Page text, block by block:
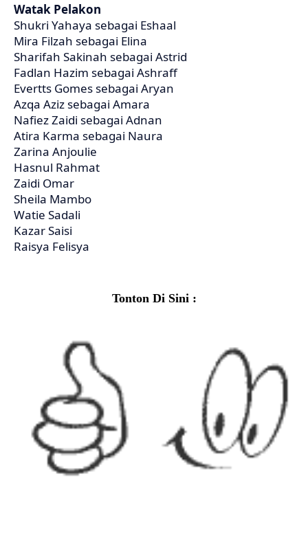
Watak Pelakon
Shukri Yahaya sebagai Eshaal
Mira Filzah sebagai Elina
Sharifah Sakinah sebagai Astrid
Fadlan Hazim sebagai Ashraff
Evertts Gomes sebagai Aryan
Azqa Aziz sebagai Amara
Nafiez Zaidi sebagai Adnan
Atira Karma sebagai Naura
Zarina Anjoulie
Hasnul Rahmat
Zaidi Omar
Sheila Mambo
Watie Sadali
Kazar Saisi
Raisya Felisya
Tonton Di Sini :